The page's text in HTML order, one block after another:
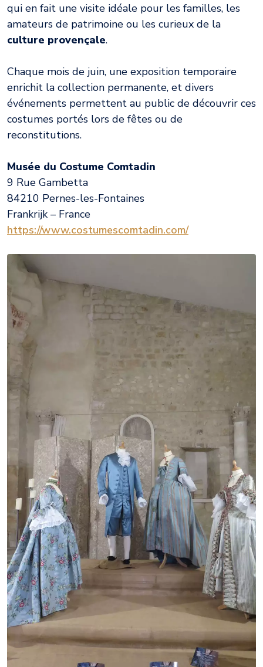
qui en fait une visite idéale pour les familles, les
amateurs de patrimoine ou les curieux de la
culture provençale.
Chaque mois de juin, une exposition temporaire
enrichit la collection permanente, et divers
événements permettent au public de découvrir ces
costumes portés lors de fêtes ou de
reconstitutions.
Musée du Costume Comtadin
9 Rue Gambetta
84210 Pernes-les-Fontaines
Frankrijk – France
https://www.costumescomtadin.com/